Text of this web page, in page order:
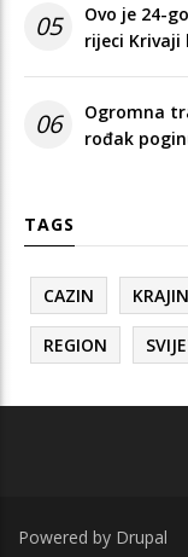
05
Ovo je 24-
rijeci Krivaji
06
Ogromna
rođak
TAGS
CAZIN
REGION
Powered by Drupal